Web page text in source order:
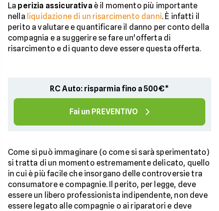
La perizia assicurativaè il momento più importante
nella liquidazione di un risarcimento danni. È infatti il
perito a valutare e quantificare il danno per conto della
compagnia e a suggerire se fare un'offerta di
risarcimento e di quanto deve essere questa offerta.
RC Auto: risparmia fino a 500€*
Fai un PREVENTIVO
Come si può immaginare (o come si sarà sperimentato)
si tratta di un momento estremamente delicato, quello
in cui è più facile che insorgano delle controversie tra
consumatore e compagnie. Il perito, per legge, deve
essere un libero professionista indipendente, non deve
essere legato alle compagnie o ai riparatori e deve